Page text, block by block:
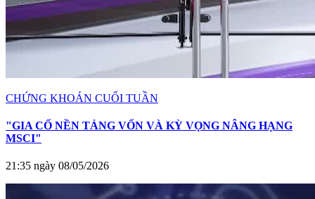
CHỨNG KHOÁN CUỐI TUẦN
"GIA CỐ NỀN TẢNG VỐN VÀ KỲ VỌNG NÂNG HẠNG
MSCI"
21:35 ngày 08/05/2026